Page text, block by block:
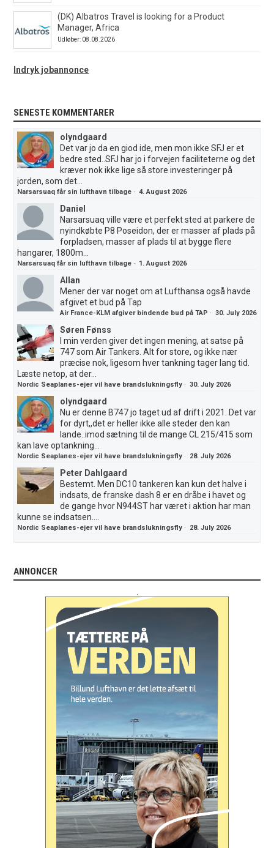
(DK) Albatros Travel is looking for a Product
Manager, Africa
Udløber: 08.08.2026
Indryk jobannonce
SENESTE KOMMENTARER
olyndgaard
Det var jo da en giod ide, men mon ikke SFJ er et
bedre sted..SFJ har jo i forvejen faciliteterne og det
kræver nok ikke lige så store investeringer på
jorden, som det...
Narsarsuaq får sin lufthavn tilbage ·4. August 2026
Daniel
Narsarsuaq ville være et perfekt sted at parkere de
nyindkøbte P8 Poseidon, der er masser af plads på
forpladsen, masser af plads til at bygge flere
hangarer, 1800m...
Narsarsuaq får sin lufthavn tilbage · 1. August 2026
Allan
Mener der var noget om at Lufthansa også havde
afgivet et bud på Tap
Air France-KLM afgiver bindende bud på TAP ·30. July 2026
Søren Fønss
I min verden giver det ingen mening, at satse på
747 som Air Tankers. Alt for store, og ikke nær
præcise nok, ligesom hver tankning tager lang tid.
Læste netop, at der...
Nordic Seaplanes-ejer vil have brandslukningsfly ·30. July 2026
olyndgaard
Nu er denne B747 jo taget ud af drift i 2021. Det var
for dyrt,,det er heller ikke alle steder den kan
lande..imod sætning til de mange CL 215/415 som
kan lave optankning...
Nordic Seaplanes-ejer vil have brandslukningsfly · 28. July 2026
Peter Dahlgaard
Bestemt. Men DC10 tankeren kan kun det halve i
indsats, de franske dash 8 er en dråbe i havet og
de gange hvor N944ST har været i aktion har man
kunne se indsatsen....
Nordic Seaplanes-ejer vil have brandslukningsfly · 28. July 2026
ANNONCER